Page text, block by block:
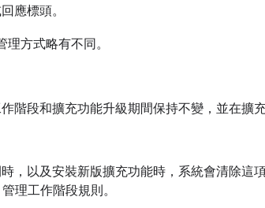
應標頭。
方式略有不同。
階段和擴充功能升級期間保持不變，並在擴
，以及安裝新版擴充功能時，系統會清除這
理工作階段規則。